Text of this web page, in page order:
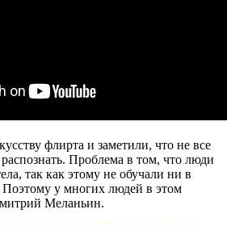
флирта и заметили, что не все
Проблема в том, что люди
так как этому не обучали ни в
у многих людей в этом
Меланьин.